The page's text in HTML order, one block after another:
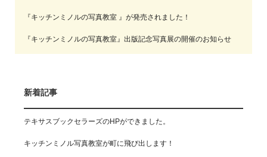
『キッチンミノルの写真教室 』が発売されました！
『キッチンミノルの写真教室』出版記念写真展の開催のお知らせ
新着記事
テキサスブックセラーズのHPができました。
キッチンミノル写真教室が町に飛び出します！